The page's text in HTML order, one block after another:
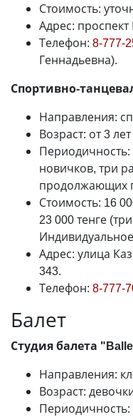
Стоимость:
Адрес:
Телефон: 8-777-
Геннадьевна).
Спортивно-
Направления:
Возраст: от 3
Периодичность:
новичков, три
продолжающих
Стоимость: 16
23 000 тенге
Адрес: улица
343.
Телефон: 8-777-
Балет
Студия балета
Направления:
Возраст: